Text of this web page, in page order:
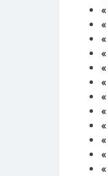
«
«
«
«
«
«
«
«
«
«
«
«